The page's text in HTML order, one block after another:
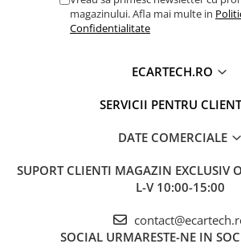
Aparate de lipit si capsat
Boxe & Subwoofer Auto
Casti Wireless
mașinii.* SE APLICA DOAR LA
VIN IN PACHET CU CANBUS*
Sistem Activ de Răcire
magazinului. Afla mai multe in
Confidentialitate
ECARTECH.RO
SERVICII PENTRU
DATE COMERCIALE
SUPORT CLIENTI MAGAZIN EXCLUSIV
L-V 10:00-15:00
SOCIAL URMARESTE-NE IN